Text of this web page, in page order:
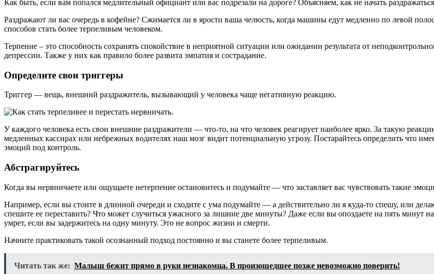
Как быть, если вам попался медлительный официант или вас подрезали на дороге? Объясняем, как не начать
Раздражают ли вас очередь в кофейне? Сжимается ли в ярости ваша челюсть, когда машины едут медленно по левой
способов стать более терпеливым человеком.
Терпение – это способность сохранять спокойствие в неприятной ситуации или ожидании результата от
депрессии. Также у них как правило более развита эмпатия и сострадание.
Определите свои триггеры
Триггер — вещь, внешний раздражитель, вызывающий у человека чаще негативную реакцию.
У каждого человека есть свои внешние раздражители — что-то, на что человек реагирует наиболее ярко. За такую
медленных кассирах или небрежных водителях наш мозг видит потенциальную угрозу. Постарайтесь определить что
эмоций под контроль.
Абстрагируйтесь
Когда вы нервничаете или ощущаете нетерпение остановитесь и подумайте — что заставляет вас чувствовать такие
Например, если вы стоите в длинной очереди и сходите с ума подумайте — а действительно ли я куда-то спешу, или
спешите ее переставить? Что может случиться ужасного за лишние две минуты? Даже если вы опоздаете на пять минут
умрет, если вы задержитесь на одну минуту. Это не вопрос жизни и смерти.
Начните практиковать такой осознанный подход постоянно и вы станете более терпеливым.
Читать так же: Малыш бежит прямо в руки незнакомца. В произошедшее позже невозможно поверить!